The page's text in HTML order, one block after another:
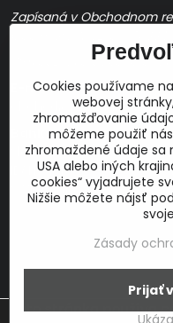
Zapísaná v Obchodnom
Prevádzková doba:
E-mail:
obchod@proaudio.sk
Bankové spojenie:
Slovenská sporiteľňa, a.s.
IBAN: SK48 0900 0000
SWIFT: GIBASKBX
©
Predvoľby súkromia
Cookies používame
webovej
zhromažďovanie
môžeme použiť
zhromaždené údaje sa
USA alebo iných
cookies“ vyjadrujete
Nižšie môžete nájsť
Zásady
Prijať
Táto stránka používa